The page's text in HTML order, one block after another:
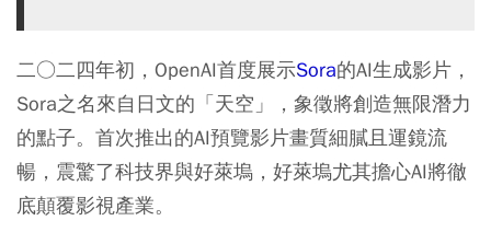
二○二四年初，OpenAI首度展示Sora的AI生成影片，
Sora之名來自日文的「天空」，象徵將創造無限潛力
的點子。首次推出的AI預覽影片畫質細膩且運鏡流
暢，震驚了科技界與好萊塢，好萊塢尤其擔心AI將徹
底顛覆影視產業。